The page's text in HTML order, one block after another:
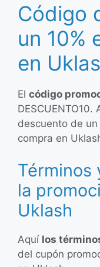
Código
un 10%
en
El código
descuento de un
compra en
Términos
la
Uklash
Aquí los
del cupón